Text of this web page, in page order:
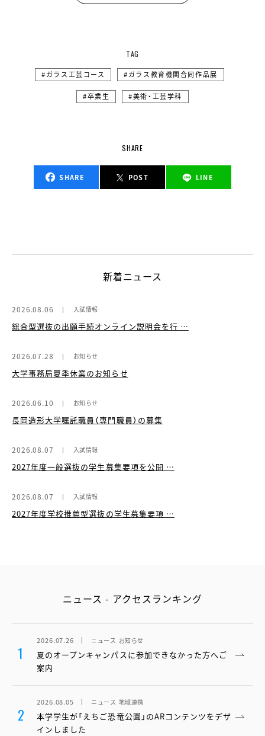
TAG
ガラス工芸コース ガラス教育機関合同作品展
卒業生 美術・工芸学科
SHARE
SHARE POST LINE
新着ニュース
2026.08.06 入試情報
総合型選抜の出願手続オンライン説明会を行 …
2026.07.28 お知らせ
大学事務局夏季休業のお知らせ
2026.06.10 お知らせ
長岡造形大学嘱託職員（専門職員）の募集
2026.08.07 入試情報
2027年度一般選抜の学生募集要項を公開 …
2026.08.07 入試情報
2027年度学校推薦型選抜の学生募集要項 …
ニュース - アクセスランキング
1
2026.07.26 ニュース お知らせ
夏のオープンキャンパスに参加できなかった方へご
案内
2
2026.08.05 ニュース 地域連携
本学学生が「えちご恐竜公園」のARコンテンツをデザ
インしました